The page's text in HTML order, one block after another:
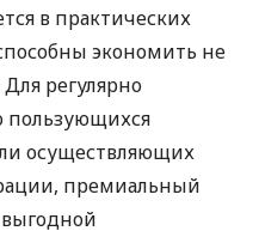
в практических
экономить не
регулярно
пользующихся
осуществляющих
премиальный
выгодной